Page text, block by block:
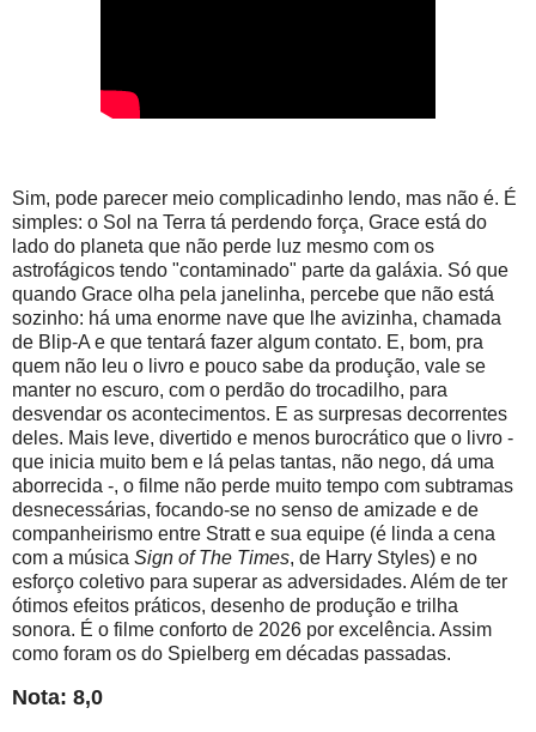
Sim, pode parecer meio complicadinho lendo, mas não é. É
simples: o Sol na Terra tá perdendo força, Grace está do
lado do planeta que não perde luz mesmo com os
astrofágicos tendo "contaminado" parte da galáxia. Só que
quando Grace olha pela janelinha, percebe que não está
sozinho: há uma enorme nave que lhe avizinha, chamada
de Blip-A e que tentará fazer algum contato. E, bom, pra
quem não leu o livro e pouco sabe da produção, vale se
manter no escuro, com o perdão do trocadilho, para
desvendar os acontecimentos. E as surpresas decorrentes
deles. Mais leve, divertido e menos burocrático que o livro -
que inicia muito bem e lá pelas tantas, não nego, dá uma
aborrecida -, o filme não perde muito tempo com subtramas
desnecessárias, focando-se no senso de amizade e de
companheirismo entre Stratt e sua equipe (é linda a cena
com a música Sign of The Times, de Harry Styles) e no
esforço coletivo para superar as adversidades. Além de ter
ótimos efeitos práticos, desenho de produção e trilha
sonora. É o filme conforto de 2026 por excelência. Assim
como foram os do Spielberg em décadas passadas.
Nota: 8,0